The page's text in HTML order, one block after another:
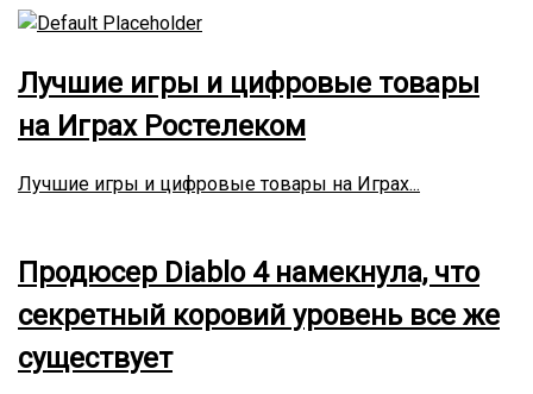
в
о
о
к
с
Лучшие игры и цифровые товары
на Играх Ростелеком
Лучшие игры и цифровые товары на Играх...
Продюсер Diablo 4 намекнула, что
секретный коровий уровень все же
существует